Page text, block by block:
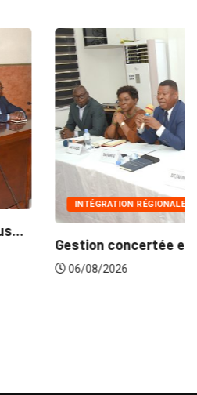
durable du Bassin du...